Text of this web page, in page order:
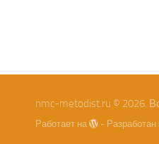
nmc-metodist.ru © 2026.
Работает на -